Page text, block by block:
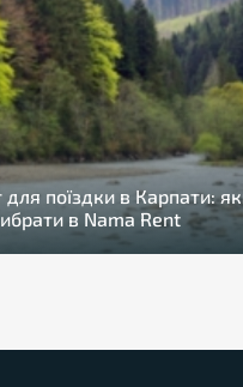
поїздки в Карпати:
в Nama Rent